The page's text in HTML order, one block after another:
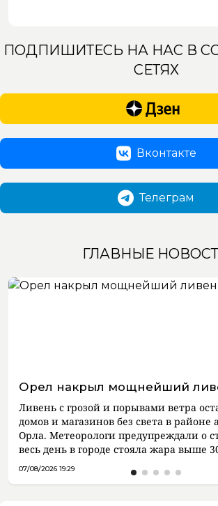
ПОДПИШИТЕСЬ НА НАС В
СЕТЯХ
Вконтакте
Телеграм
ГЛАВНЫЕ
Орел накрыл мощнейший
Ливень с грозой и порывами ветра
домов и магазинов без света в районе
Орла. Метеорологи предупреждали о
весь день в городе стояла жара выше
07/08/2026 19:29